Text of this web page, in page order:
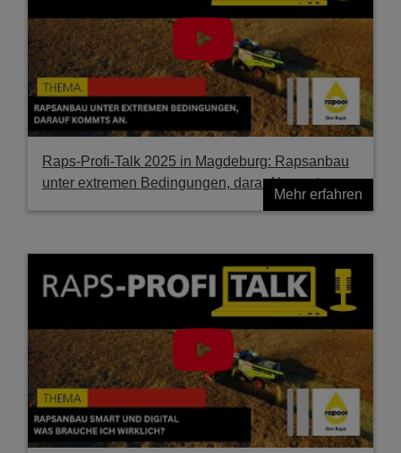
Raps-Profi-Talk 2025 in Magdeburg: Rapsanbau
unter extremen Bedingungen, darauf kommts an.
Mehr erfahren